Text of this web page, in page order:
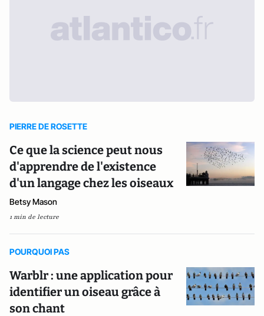
PIERRE DE ROSETTE
Ce que la science peut nous
d'apprendre de l'existence
d'un langage chez les oiseaux
Betsy Mason
1 min de lecture
POURQUOI PAS
Warblr : une application pour
identifier un oiseau grâce à
son chant